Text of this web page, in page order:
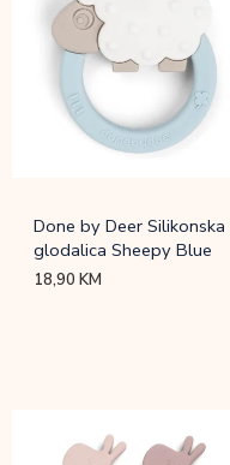
Done by Deer Silikonska
glodalica Sheepy Blue
18,90KM